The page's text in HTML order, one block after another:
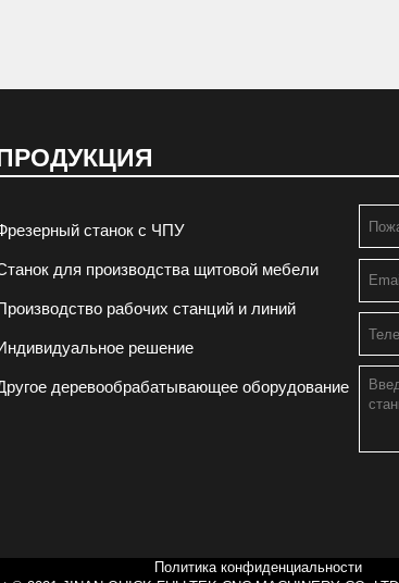
станок с ЧПУ
для производства щитовой мебели
рабочих станций и линий
решение
деревообрабатывающее оборудование
Политика конфиденциальности